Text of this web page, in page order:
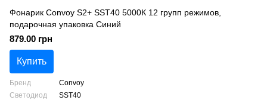
Фонарик Convoy S2+ SST40 5000К 12 групп режимов,
подарочная упаковка Синий
879.00 грн
Купить
Бренд
Convoy
Светодиод
SST40